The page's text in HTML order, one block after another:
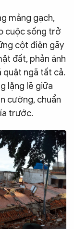
an
mảng gạch,
cuộc sống trở
cột điện gãy
đất, phản ánh
quật ngã tất cả.
lặng lẽ giữa
cường, chuẩn
trước.